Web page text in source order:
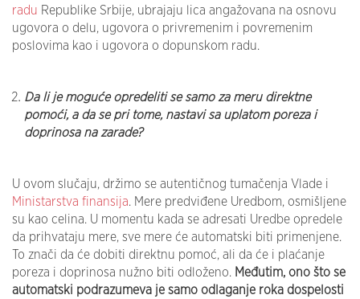
radu Republike Srbije, ubrajaju lica angažovana na osnovu
ugovora o delu, ugovora o privremenim i povremenim
poslovima kao i ugovora o dopunskom radu.
Da li je moguće opredeliti se samo za meru direktne
pomoći, a da se pri tome, nastavi sa uplatom poreza i
doprinosa na zarade?
U ovom slučaju, držimo se autentičnog tumačenja Vlade i
Ministarstva finansija. Mere predviđene Uredbom, osmišljene
su kao celina. U momentu kada se adresati Uredbe opredele
da prihvataju mere, sve mere će automatski biti primenjene.
To znači da će dobiti direktnu pomoć, ali da će i plaćanje
poreza i doprinosa nužno biti odloženo. Međutim, ono što se
automatski podrazumeva je samo odlaganje roka dospelosti